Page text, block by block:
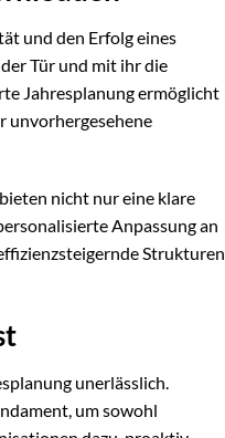
und den Erfolg eines
Tür und mit ihr die
Jahresplanung ermöglicht
unvorhergesehene
nicht nur eine klare
Anpassung an
Strukturen
unerlässlich.
um sowohl